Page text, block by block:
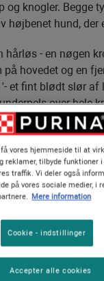
og knogler. Begge
højbenet hund, der
hårløs - en nøgen
på hovedet og en
et fint blødt slør af
over hele
Værd at vide
vores hjemmeside til at
reklamer, tilbyde funktioner
traffik. Vi deler også
på vores sociale medier, i
Mere information
Cookie - indstillinger
Accepter alle cookies